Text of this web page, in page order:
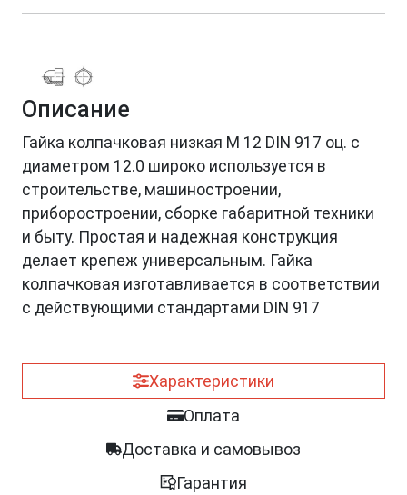
Описание
Гайка колпачковая низкая М 12 DIN 917 оц. с
диаметром 12.0 широко используется в
строительстве, машиностроении,
приборостроении, сборке габаритной техники
и быту. Простая и надежная конструкция
делает крепеж универсальным. Гайка
колпачковая изготавливается в соответствии
с действующими стандартами DIN 917
Характеристики
Оплата
Доставка и самовывоз
Гарантия